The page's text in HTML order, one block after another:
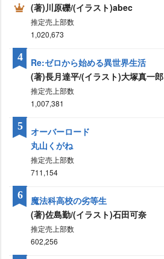
(著)川原礫/(イラスト)abec
推定売上部数
1,020,673
Re:ゼロから始める異世界生活
(著)長月達平/(イラスト)大塚真一郎
推定売上部数
1,007,381
4
オーバーロード
丸山くがね
推定売上部数
711,154
5
魔法科高校の劣等生
(著)佐島勤/(イラスト)石田可奈
推定売上部数
602,256
6